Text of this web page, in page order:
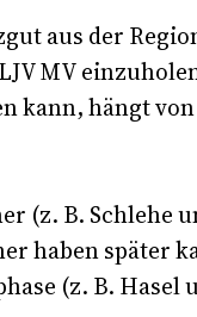
aus der
MV
kann, hängt
(z. B. Schlehe
haben später
(z. B. Hasel